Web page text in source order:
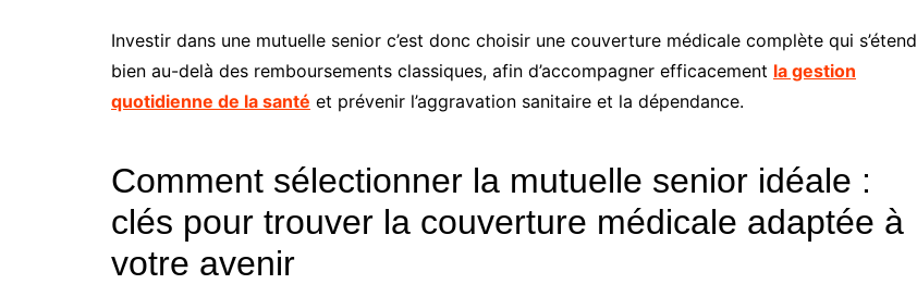
Investir dans une mutuelle senior c’est donc choisir une couverture médicale complète qui s’étend
bien au-delà des remboursements classiques, afin d’accompagner efficacement la gestion
quotidienne de la santé et prévenir l’aggravation sanitaire et la dépendance.
Comment sélectionner la mutuelle senior idéale :
clés pour trouver la couverture médicale adaptée à
votre avenir